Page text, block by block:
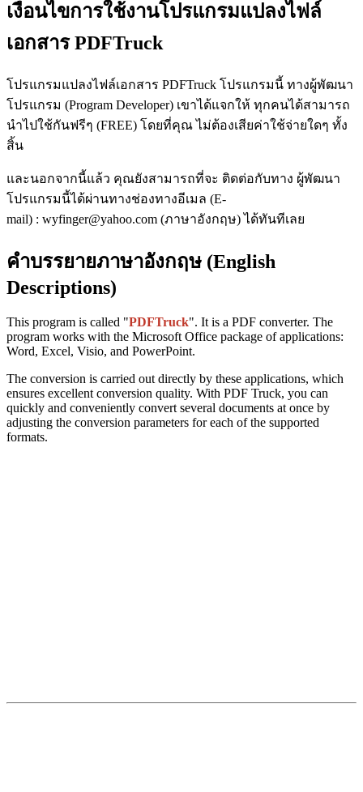
เงื่อนไขการใช้งานโปรแกรมแปลงไฟล์
เอกสาร PDFTruck
โปรแกรมแปลงไฟล์เอกสาร PDFTruck โปรแกรมนี้ ทางผู้พัฒนา
โปรแกรม (Program Developer) เขาได้แจกให้ ทุกคนได้สามารถ
นำไปใช้กันฟรีๆ (FREE) โดยที่คุณ ไม่ต้องเสียค่าใช้จ่ายใดๆ ทั้ง
สิ้น
และนอกจากนี้แล้ว คุณยังสามารถที่จะ ติดต่อกับทาง ผู้พัฒนา
โปรแกรมนี้ได้ผ่านทางช่องทางอีเมล (E-
mail) : wyfinger@yahoo.com (ภาษาอังกฤษ) ได้ทันทีเลย
คำบรรยายภาษาอังกฤษ (English
Descriptions)
This program is called "PDFTruck". It is a PDF converter. The
program works with the Microsoft Office package of applications:
Word, Excel, Visio, and PowerPoint.
The conversion is carried out directly by these applications, which
ensures excellent conversion quality. With PDF Truck, you can
quickly and conveniently convert several documents at once by
adjusting the conversion parameters for each of the supported
formats.